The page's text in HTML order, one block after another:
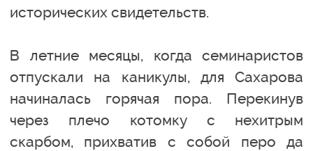
исторических свидетельств.
В летние месяцы, когда семинаристов
отпускали на каникулы, для Сахарова
начиналась горячая пора. Перекинув
через плечо котомку с нехитрым
скарбом, прихватив с собой перо да